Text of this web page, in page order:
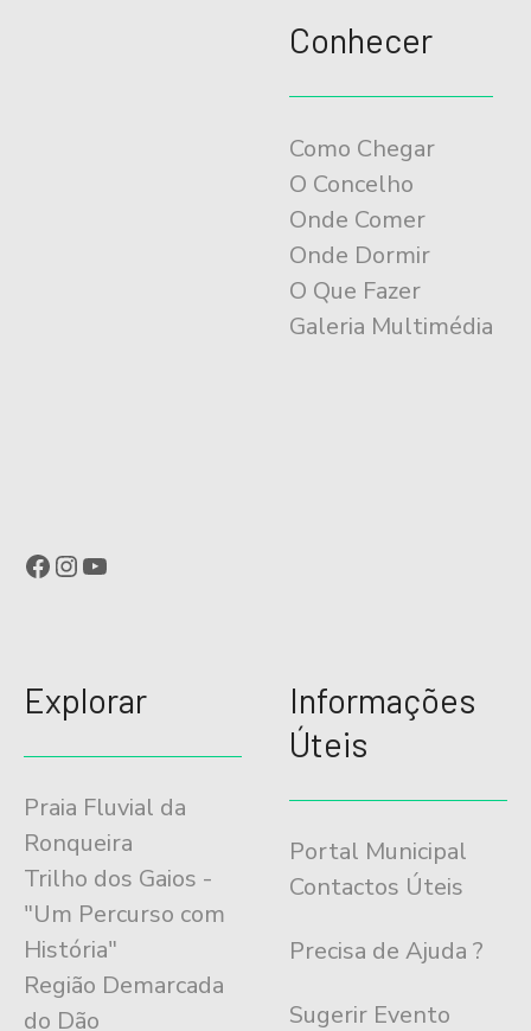
Facebook Instagram YouTube
Conhecer
Como Chegar
O Concelho
Onde Comer
Onde Dormir
O Que Fazer
Galeria Multimédia
Explorar
Praia Fluvial da
Ronqueira
Trilho dos Gaios -
"Um Percurso com
História"
Região Demarcada
do Dão
Informações
Úteis
Portal Municipal
Contactos Úteis
Precisa de Ajuda ?
Sugerir Evento